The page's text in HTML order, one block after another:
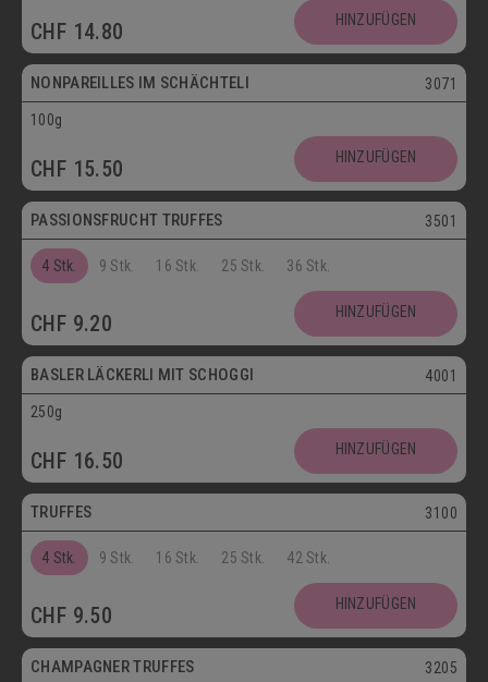
CHF 14.80 HINZUFÜGEN
Postversand
NONPAREILLES IM SCHÄCHTELI 3071
100g
CHF 15.50 HINZUFÜGEN
Postversand
PASSIONSFRUCHT TRUFFES 3501
4 Stk. 9 Stk. 16 Stk. 25 Stk. 36 Stk.
CHF 9.20 HINZUFÜGEN
Vegetarisch
BASLER LÄCKERLI MIT SCHOGGI 4001
250g
CHF 16.50 HINZUFÜGEN
Vegetarisch
TRUFFES 3100
4 Stk. 9 Stk. 16 Stk. 25 Stk. 42 Stk.
CHF 9.50 HINZUFÜGEN
Postversand
CHAMPAGNER TRUFFES 3205